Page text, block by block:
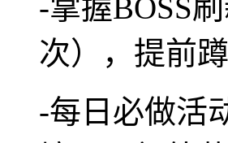
-掌握BOSS
次），提前
-每日必做活